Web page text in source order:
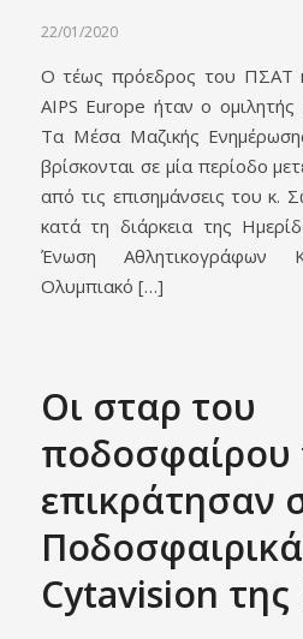
22/01/2020
Ο τέως πρόεδρος του ΠΣΑΤ
AIPS Europe ήταν ο
Τα Μέσα Μαζικής
βρίσκονται σε μία περίοδο
από τις επισημάνσεις του κ.
κατά τη διάρκεια της
Ένωση
Ολυμπιακό […]
Οι σταρ του
ποδοσφαίρου
επικράτησαν
Cytavision της